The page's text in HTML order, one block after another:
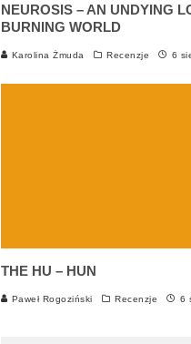
NEUROSIS – AN UNDYING
BURNING WORLD
Karolina Żmuda Recenzje 6
THE HU – HUN
Paweł Rogoziński Recenzje 6